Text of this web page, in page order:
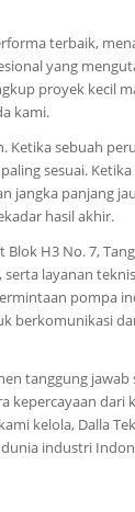
terbaik,
yang
proyek kecil
kami.
Ketika sebuah
sesuai.
jangka panjang
hasil akhir.
H3 No. 7,
layanan
pompa
berkomunikasi
tanggung
kepercayaan
kelola, Dalla
industri